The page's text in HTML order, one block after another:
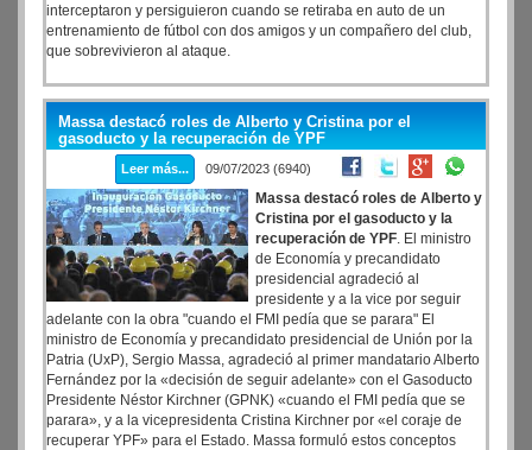
interceptaron y persiguieron cuando se retiraba en auto de un
entrenamiento de fútbol con dos amigos y un compañero del club,
que sobrevivieron al ataque.
Massa destacó roles de Alberto y Cristina por el
gasoducto y la recuperación de YPF
Leer más... 09/07/2023 (6940)
Massa destacó roles de Alberto y
Cristina por el gasoducto y la
recuperación de YPF. El ministro
de Economía y precandidato
presidencial agradeció al
presidente y a la vice por seguir
adelante con la obra "cuando el FMI pedía que se parara" El
ministro de Economía y precandidato presidencial de Unión por la
Patria (UxP), Sergio Massa, agradeció al primer mandatario Alberto
Fernández por la «decisión de seguir adelante» con el Gasoducto
Presidente Néstor Kirchner (GPNK) «cuando el FMI pedía que se
parara», y a la vicepresidenta Cristina Kirchner por «el coraje de
recuperar YPF» para el Estado. Massa formuló estos conceptos